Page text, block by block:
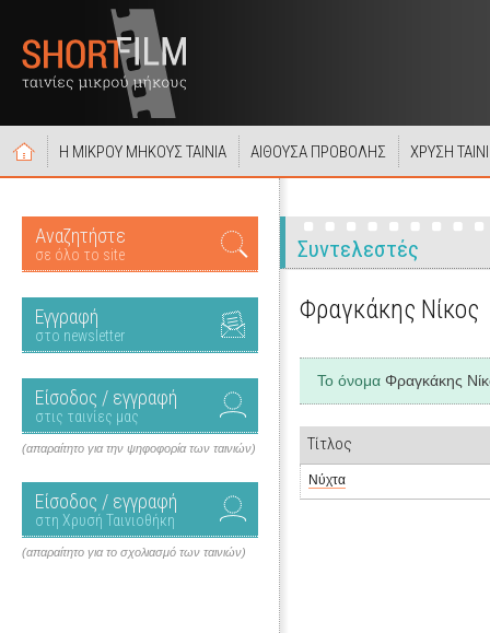
Η ΜΙΚΡΟΥ ΜΗΚΟΥΣ ΤΑΙΝΙΑ ΑΙΘΟΥΣΑ ΠΡΟΒΟΛΗΣ ΧΡΥΣΗ
Αναζητήστε
σε όλο το site
Εγγραφή
στο newsletter
Είσοδος / εγγραφή
στις ταινίες μας
(απαραίτητο για την ψηφοφορία των ταινιών)
Είσοδος / εγγραφή
στη Χρυσή Ταινιοθήκη
(απαραίτητο για το σχολιασμό των ταινιών)
Συντελεστές
Φραγκάκης Νίκος
Το όνομα Φραγκάκης
Τίτλος
Νύχτα